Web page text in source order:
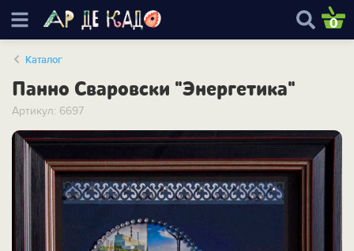
0
Каталог
Панно Сваровски "Энергетика"
Артикул: 6697